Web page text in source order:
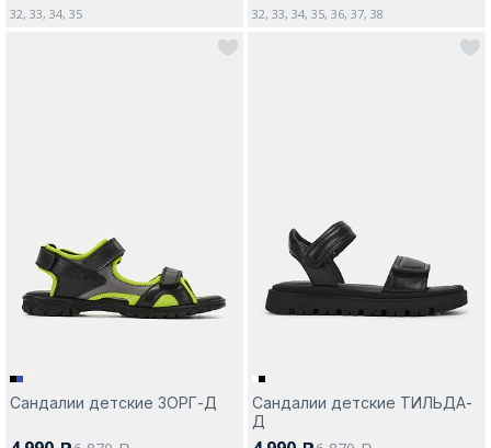
32, 33, 34, 35
32, 33, 34, 35, 36, 37, 38
Сандалии детские ЗОРГ-Д
Сандалии детские ТИЛЬДА-
Д